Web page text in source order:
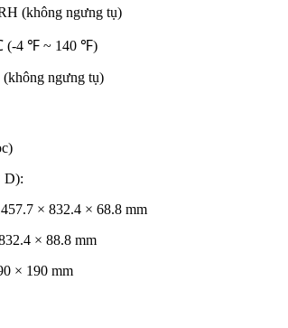
(không ngưng tụ)
(-4 ℉ ~ 140 ℉)
ngưng tụ)
D):
× 832.4 × 68.8 mm
× 88.8 mm
× 190 mm